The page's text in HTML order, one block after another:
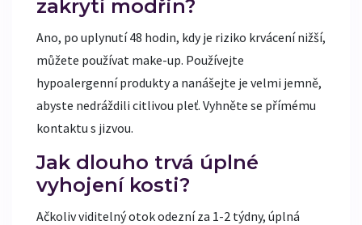
zakrytí modřin?
Ano, po uplynutí 48 hodin, kdy je riziko krvácení nižší,
můžete používat make-up. Používejte
hypoalergenní produkty a nanášejte je velmi jemně,
abyste nedráždili citlivou pleť. Vyhněte se přímému
kontaktu s jizvou.
Jak dlouho trvá úplné
vyhojení kosti?
Ačkoliv viditelný otok odezní za 1-2 týdny, úplná